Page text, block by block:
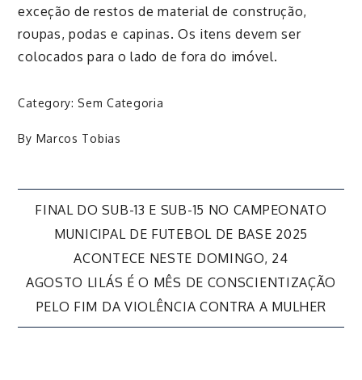
exceção de restos de material de construção,
roupas, podas e capinas. Os itens devem ser
colocados para o lado de fora do imóvel.
Category: Sem Categoria
By Marcos Tobias
Navegação
Post
FINAL DO SUB-13 E SUB-15 NO CAMPEONATO
MUNICIPAL DE FUTEBOL DE BASE 2025
ACONTECE NESTE DOMINGO, 24
AGOSTO LILÁS É O MÊS DE CONSCIENTIZAÇÃO
PELO FIM DA VIOLÊNCIA CONTRA A MULHER